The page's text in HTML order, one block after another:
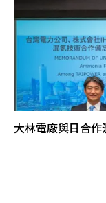
大林電廠與日合